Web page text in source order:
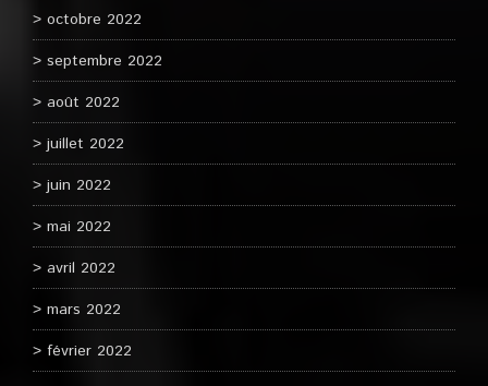
octobre 2022
septembre 2022
août 2022
juillet 2022
juin 2022
mai 2022
avril 2022
mars 2022
février 2022